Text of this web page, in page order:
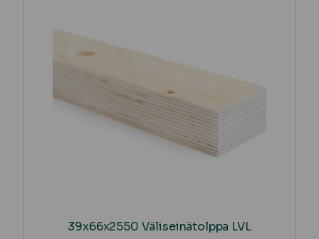
39x66x2550 Väliseinätolppa LVL